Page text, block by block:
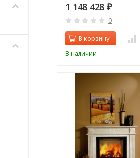
1 148 428 ₽
0
В корзину
В наличии